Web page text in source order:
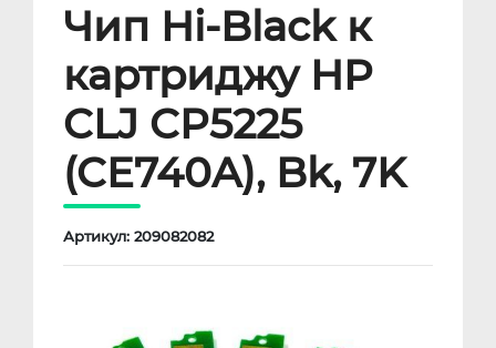
Чип Hi-Black к
картриджу HP
CLJ CP5225
(CE740A), Bk, 7K
Артикул: 209082082